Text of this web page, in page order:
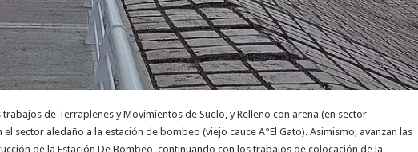
trabajos de Terraplenes y Movimientos de Suelo, y Relleno con arena (en sector
el sector aledaño a la estación de bombeo (viejo cauce A°El Gato). Asimismo, avanzan las
de la Estación De Bombeo, continuando con los trabajos de colocación de la